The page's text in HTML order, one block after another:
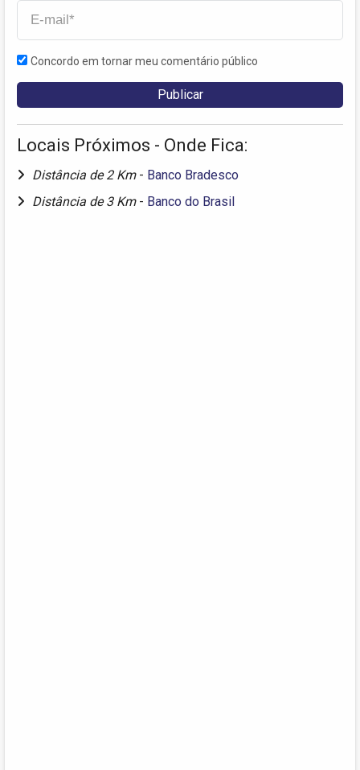
Concordo em tornar meu comentário público
Locais Próximos - Onde Fica:
Distância de 2 Km - Banco Bradesco
Distância de 3 Km - Banco do Brasil